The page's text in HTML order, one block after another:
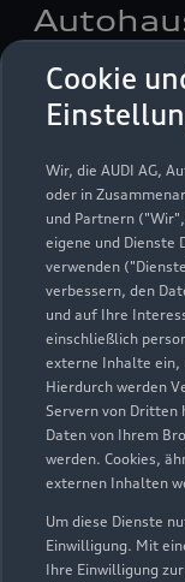
Cookie
Wir, die AUDI AG,
oder in
und Partnern
eigene und Dienste
verwenden
verbessern, den
und auf Ihre
einschließlich
externe Inhalte ein,
Hierdurch werden
Servern von Dritten
Daten von Ihrem
werden. Cookies,
externen Inhalten
Um diese Dienste
Einwilligung. Mit
Ihre Einwilligung
Servicepartner
Münchner
85540
089